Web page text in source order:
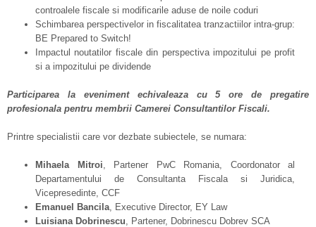
controalele fiscale si modificarile aduse de noile coduri
Schimbarea perspectivelor in fiscalitatea tranzactiilor intra-grup:
BE Prepared to Switch!
Impactul noutatilor fiscale din perspectiva impozitului pe profit
si a impozitului pe dividende
Participarea la eveniment
echivaleaza cu 5 ore de pregatire
profesionala pentru membrii Camerei Consultantilor Fiscali.
Printre specialistii care vor dezbate subiectele, se numara:
Mihaela Mitroi, Partener PwC Romania, Coordonator al
Departamentului de Consultanta Fiscala si Juridica,
Vicepresedinte, CCF
Emanuel Bancila, Executive Director, EY Law
Luisiana Dobrinescu, Partener, Dobrinescu Dobrev SCA